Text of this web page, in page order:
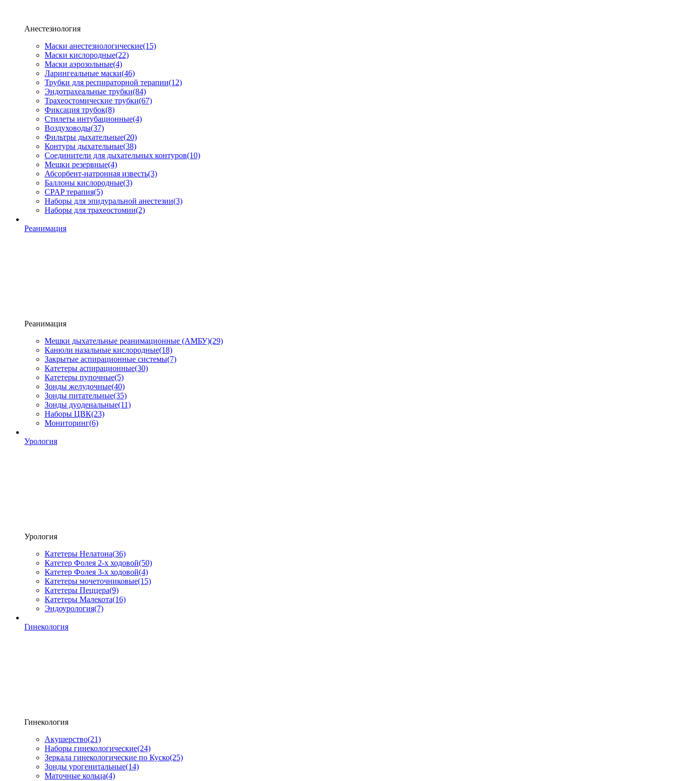
Анестезиология
Маски анестезиологические(15)
Маски кислородные(22)
Маски аэрозольные(4)
Ларингеальные маски(46)
Трубки для респираторной терапии(12)
Эндотрахеальные трубки(84)
Трахеостомические трубки(67)
Фиксация трубок(8)
Стилеты интубационные(4)
Воздуховоды(37)
Фильтры дыхательные(20)
Контуры дыхательные(38)
Соединители для дыхательных контуров(10)
Мешки резервные(4)
Абсорбент-натронная известь(3)
Баллоны кислородные(3)
CPAP терапия(5)
Наборы для эпидуральной анестезии(3)
Наборы для трахеостомии(2)
Реанимация
Реанимация
Мешки дыхательные реанимационные (АМБУ)(29)
Канюли назальные кислородные(18)
Закрытые аспирационные системы(7)
Катетеры аспирационные(30)
Катетеры пупочные(5)
Зонды желудочные(40)
Зонды питательные(35)
Зонды дуоденальные(11)
Наборы ЦВК(23)
Мониторинг(6)
Урология
Урология
Катетеры Нелатона(36)
Катетер Фолея 2-х ходовой(50)
Катетер Фолея 3-х ходовой(4)
Катетеры мочеточниковые(15)
Катетеры Пеццера(9)
Катетеры Малекота(16)
Эндоурология(7)
Гинекология
Гинекология
Акушерство(21)
Наборы гинекологические(24)
Зеркала гинекологические по Куско(25)
Зонды урогенитальные(14)
Маточные кольца(4)